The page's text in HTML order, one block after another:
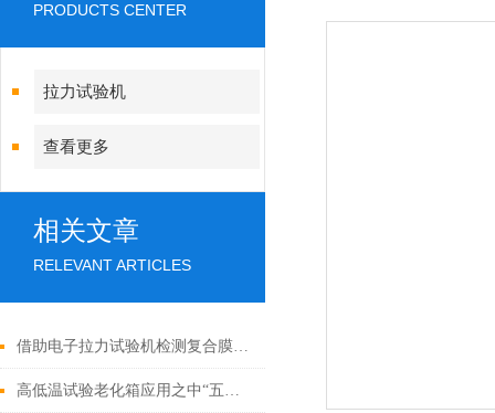
PRODUCTS CENTER
拉力试验机
查看更多
相关文章
RELEVANT ARTICLES
借助电子拉力试验机检测复合膜印刷油墨的复合牢度
高低温试验老化箱应用之中“五不必”